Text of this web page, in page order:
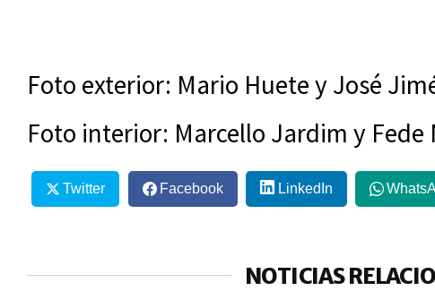
Foto exterior: Mario Huete y José
Foto interior: Marcello Jardim y Fede
Twitter Facebook LinkedIn
NOTICIAS